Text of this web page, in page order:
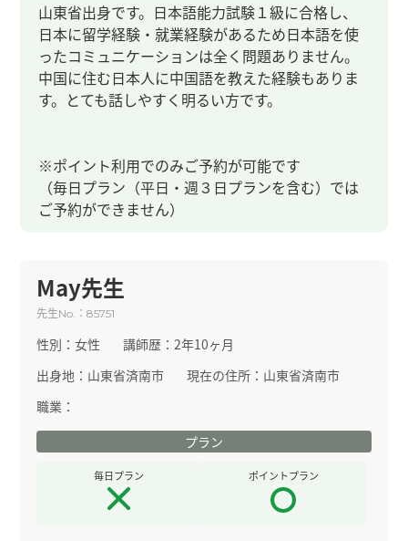
山東省出身です。日本語能力試験１級に合格し、
日本に留学経験・就業経験があるため日本語を使
ったコミュニケーションは全く問題ありません。
中国に住む日本人に中国語を教えた経験もありま
す。とても話しやすく明るい方です。
※ポイント利用でのみご予約が可能です
（毎日プラン（平日・週３日プランを含む）では
ご予約ができません）
May先生
先生No. ：85751
性別：女性 講師歴：2年10ヶ月
出身地： 山東省済南市 現在の住所： 山東省済南市
職業：
プラン
毎日プラン ポイントプラン